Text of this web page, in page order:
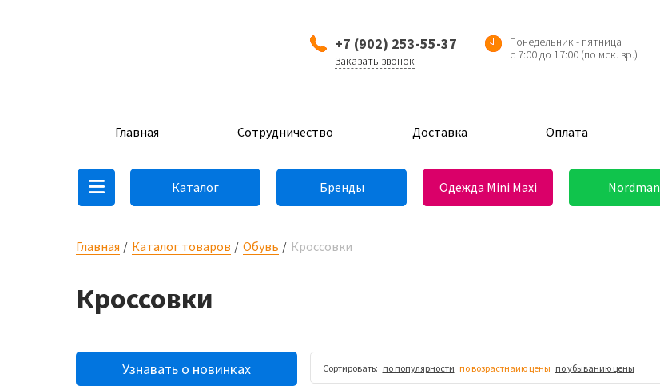
+7 (902) 253-55-37
Заказать звонок
Понедельник - пятница
с 7:00 до 17:00 (по мск. вр.)
Главная Сотрудничество Доставка Оплата
Каталог Бренды Одежда Mini Maxi Nordman
Главная Каталог товаров Обувь Кроссовки
Кроссовки
Узнавать о новинках Сортировать: по популярности по возрастнаию цены по убыванию цены